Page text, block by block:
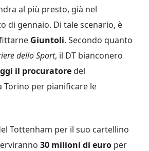
al più presto, già nel
di gennaio. Di tale scenario, è
Giuntoli. Secondo quanto
dello Sport, il DT bianconero
il procuratore del
Torino per pianificare le
Tottenham per il suo cartellino
30 milioni di euro per